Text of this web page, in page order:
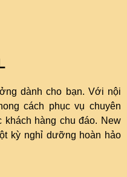
dành cho bạn. Với nội
cách phục vụ chuyên
khách hàng chu đáo. New
kỳ nghỉ dưỡng hoàn hảo